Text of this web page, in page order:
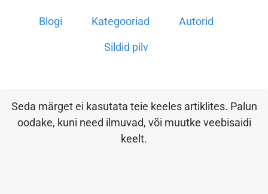
Blogi Kategooriad Autorid
Sildid pilv